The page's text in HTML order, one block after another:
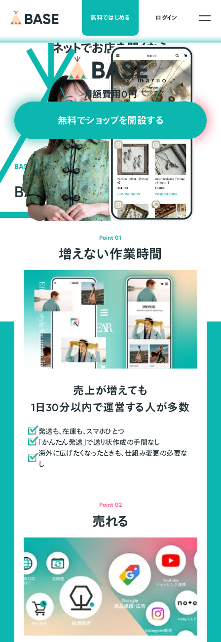
無料ではじめる ログイン
ネットでお店を開くなら
月額費用0円
無料でショップを開設する
BASEの強み
BASEが強い3つの理由
Point 01
増えない作業時間
売上が増えても
1日30分以内で運営する人が多数
発送も、在庫も、スマホひとつ
「かんたん発送」で送り状作成の手間なし
海外に広げたくなったときも、仕組み変更の必要な
し
Point 02
売れる